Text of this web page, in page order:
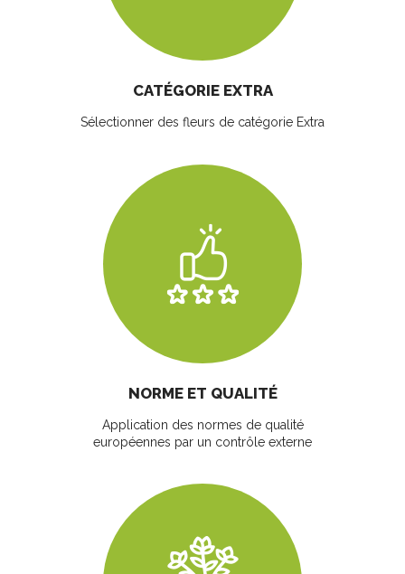
CATÉGORIE EXTRA
Sélectionner des fleurs de catégorie Extra
NORME ET QUALITÉ
Application des normes de qualité
européennes par un contrôle externe